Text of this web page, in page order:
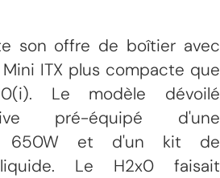
son offre de boîtier avec
ITX plus compacte que
Le modèle dévoilé
pré-équipé d'une
650W et d'un kit de
liquide. Le H2x0 faisait